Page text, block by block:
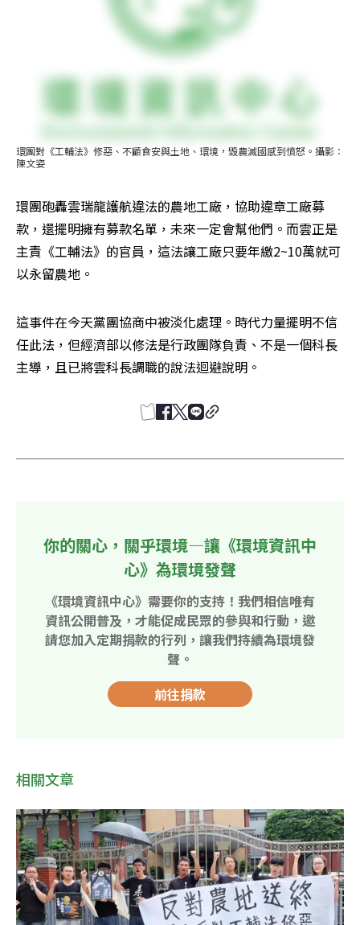
環團對《工輔法》修惡、不顧食安與土地、環境，毀農滅國感到憤怒。攝影：
陳文姿
環團砲轟雲瑞龍護航違法的農地工廠，協助違章工廠募
款，還擺明擁有募款名單，未來一定會幫他們。而雲正是
主責《工輔法》的官員，這法讓工廠只要年繳2~10萬就可
以永留農地。
這事件在今天黨團協商中被淡化處理。時代力量擺明不信
任此法，但經濟部以修法是行政團隊負責、不是一個科長
主導，且已將雲科長調職的說法迴避說明。
你的關心，關乎環境—讓《環境資訊中
心》為環境發聲
《環境資訊中心》需要你的支持！我們相信唯有
資訊公開普及，才能促成民眾的參與和行動，邀
請您加入定期捐款的行列，讓我們持續為環境發
聲。
前往捐款
相關文章